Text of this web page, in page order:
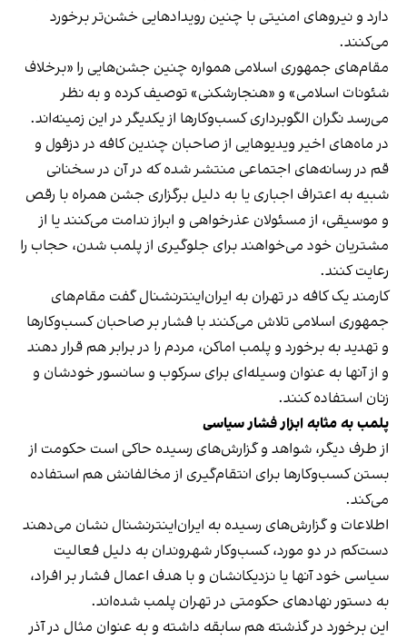
دارد و نیروهای امنیتی با چنین رویدادهایی خشن‌تر برخورد
می‌کنند.
مقام‌های جمهوری اسلامی همواره چنین جشن‌هایی را «برخلاف
شئونات اسلامی» و «هنجارشکنی» توصیف کرده و به نظر
می‌رسد نگران الگوبرداری کسب‌وکارها از یکدیگر در این زمینه‌اند.
در ماه‌های اخیر ویدیوهایی از صاحبان چندین کافه در دزفول و
قم در رسانه‌های اجتماعی منتشر شده که در آن در سخنانی
شبیه به اعتراف اجباری یا به دلیل برگزاری جشن همراه با رقص
و موسیقی، از مسئولان عذرخواهی و ابراز ندامت می‌کنند یا از
مشتریان خود می‌خواهند برای جلوگیری از پلمب شدن، حجاب را
رعایت کنند.
کارمند یک کافه در تهران به ایران‌اینترنشنال گفت مقام‌های
جمهوری اسلامی تلاش می‌کنند با فشار بر صاحبان کسب‌وکارها
و تهدید به برخورد و پلمب اماکن، مردم را در برابر هم قرار دهند
و از آنها به عنوان وسیله‌ای برای سرکوب و سانسور خودشان و
زنان استفاده کنند.
پلمب به مثابه ابزار فشار سیاسی
از طرف دیگر، شواهد و گزارش‌های رسیده حاکی است حکومت از
بستن کسب‌وکارها برای انتقام‌گیری از مخالفانش هم استفاده
می‌کند.
اطلاعات و گزارش‌های رسیده به ایران‌اینترنشنال نشان می‌دهند
دست‌کم در دو مورد، کسب‌وکار شهروندان به دلیل فعالیت
سیاسی خود آنها یا نزدیکانشان و با هدف اعمال فشار بر افراد،
به دستور نهادهای حکومتی در تهران پلمب شده‌اند.
این برخورد در گذشته هم سابقه داشته و به عنوان مثال در آذر